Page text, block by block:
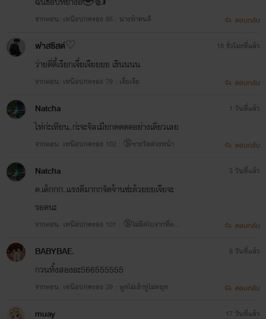
จากตอน: เหนือปกครอง 85 : นางฟ้าคนดี ตอบกลับ
ฟาสซิสต์​♡
ว่ายตี่ตี้เรียกเจี๋ยเจียยยย เขินนนน
จากตอน: เหนือปกครอง 79 : เจี่ยเจีย
18 ชั่วโมงที่แล้ว
ตอบกลับ
Natcha
ไท่ก่ะเทียน..ก่ะจะจัลเมียกดดดดอย่างเดียวเลย
จากตอน: เหนือปกครอง 102 : 🔞รางวัลล่วงหน้า
1 วันที่แล้ว
ตอบกลับ
Natcha
ด.เด้กกก..แรงดีมากกจัดจ้านซ่ะด้วยยยเจียจะ
รอดนะ
จากตอน: เหนือปกครอง 101 : 🔞ไม่ผิดไปจากที่ตกล
3 วันที่แล้ว
ตอบกลับ
BABYBAE.
กวนทั้งสองอะ566555555
จากตอน: เหนือปกครอง 39 : พูดไม่เข้าหูไม่หยุด
8 วันที่แล้ว
ตอบกลับ
muay 17 วันที่แล้ว